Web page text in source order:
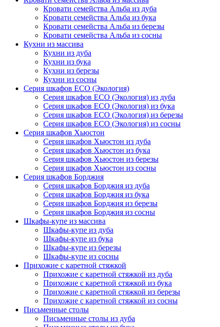
Кровати семейства Альба из дуба
Кровати семейства Альба из бука
Кровати семейства Альба из березы
Кровати семейства Альба из сосны
Кухни из массива
Кухни из дуба
Кухни из бука
Кухни из березы
Кухни из сосны
Серия шкафов ECO (Экология)
Серия шкафов ECO (Экология) из дуба
Серия шкафов ECO (Экология) из бука
Серия шкафов ECO (Экология) из березы
Серия шкафов ECO (Экология) из сосны
Серия шкафов Хьюстон
Серия шкафов Хьюстон из дуба
Серия шкафов Хьюстон из бука
Серия шкафов Хьюстон из березы
Серия шкафов Хьюстон из сосны
Серия шкафов Борджия
Серия шкафов Борджия из дуба
Серия шкафов Борджия из бука
Серия шкафов Борджия из березы
Серия шкафов Борджия из сосны
Шкафы-купе из массива
Шкафы-купе из дуба
Шкафы-купе из бука
Шкафы-купе из березы
Шкафы-купе из сосны
Прихожие с каретной стяжкой
Прихожие с каретной стяжкой из дуба
Прихожие с каретной стяжкой из бука
Прихожие с каретной стяжкой из березы
Прихожие с каретной стяжкой из сосны
Письменные столы
Письменные столы из дуба